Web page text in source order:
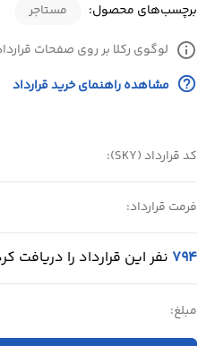
برچسب‌های محصول:
مستاجر
info لوگوی رکلا بر روی صفحات
help_outline مشاهده راهنمای خرید قرارداد
کد قرارداد (SKY):
فرمت قرارداد:
794 نفر این قرارداد را دریافت
مبلغ: